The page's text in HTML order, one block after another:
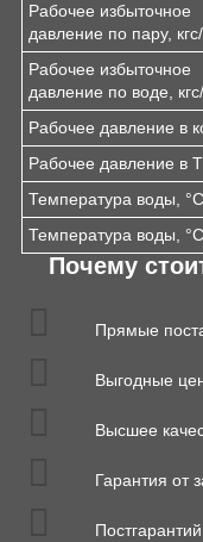
Рабочее избыточное
давление по пару,
Рабочее избыточное
давление по воде,
Рабочее давление в
Рабочее давление в
Температура воды,
Температура воды,
Почему
Прямые
Выгодные
Высшее
Гарантия от